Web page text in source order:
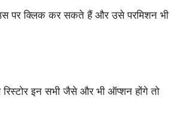
पर क्लिक कर सकते हैं और उसे परमिशन भी
इन सभी जैसे और भी ऑप्शन होंगे तो